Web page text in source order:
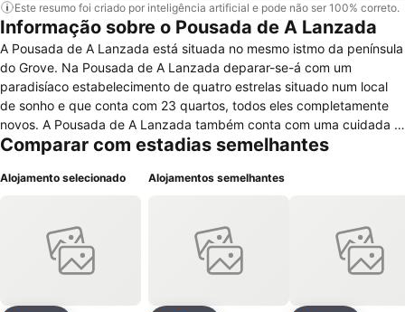
Este resumo foi criado por inteligência artificial e pode não ser 100% correto.
Informação sobre o Pousada de A Lanzada
A Pousada de A Lanzada está situada no mesmo istmo da península
do Grove. Na Pousada de A Lanzada deparar-se-á com um
paradisíaco estabelecimento de quatro estrelas situado num local
de sonho e que conta com 23 quartos, todos eles completamente
novos. A Pousada de A Lanzada também conta com uma cuidada e
bonita zona ajardinada, uma ampla sala de pequenos-almoços e
Comparar com estadias semelhantes
Alojamento selecionado Alojamentos semelhantes